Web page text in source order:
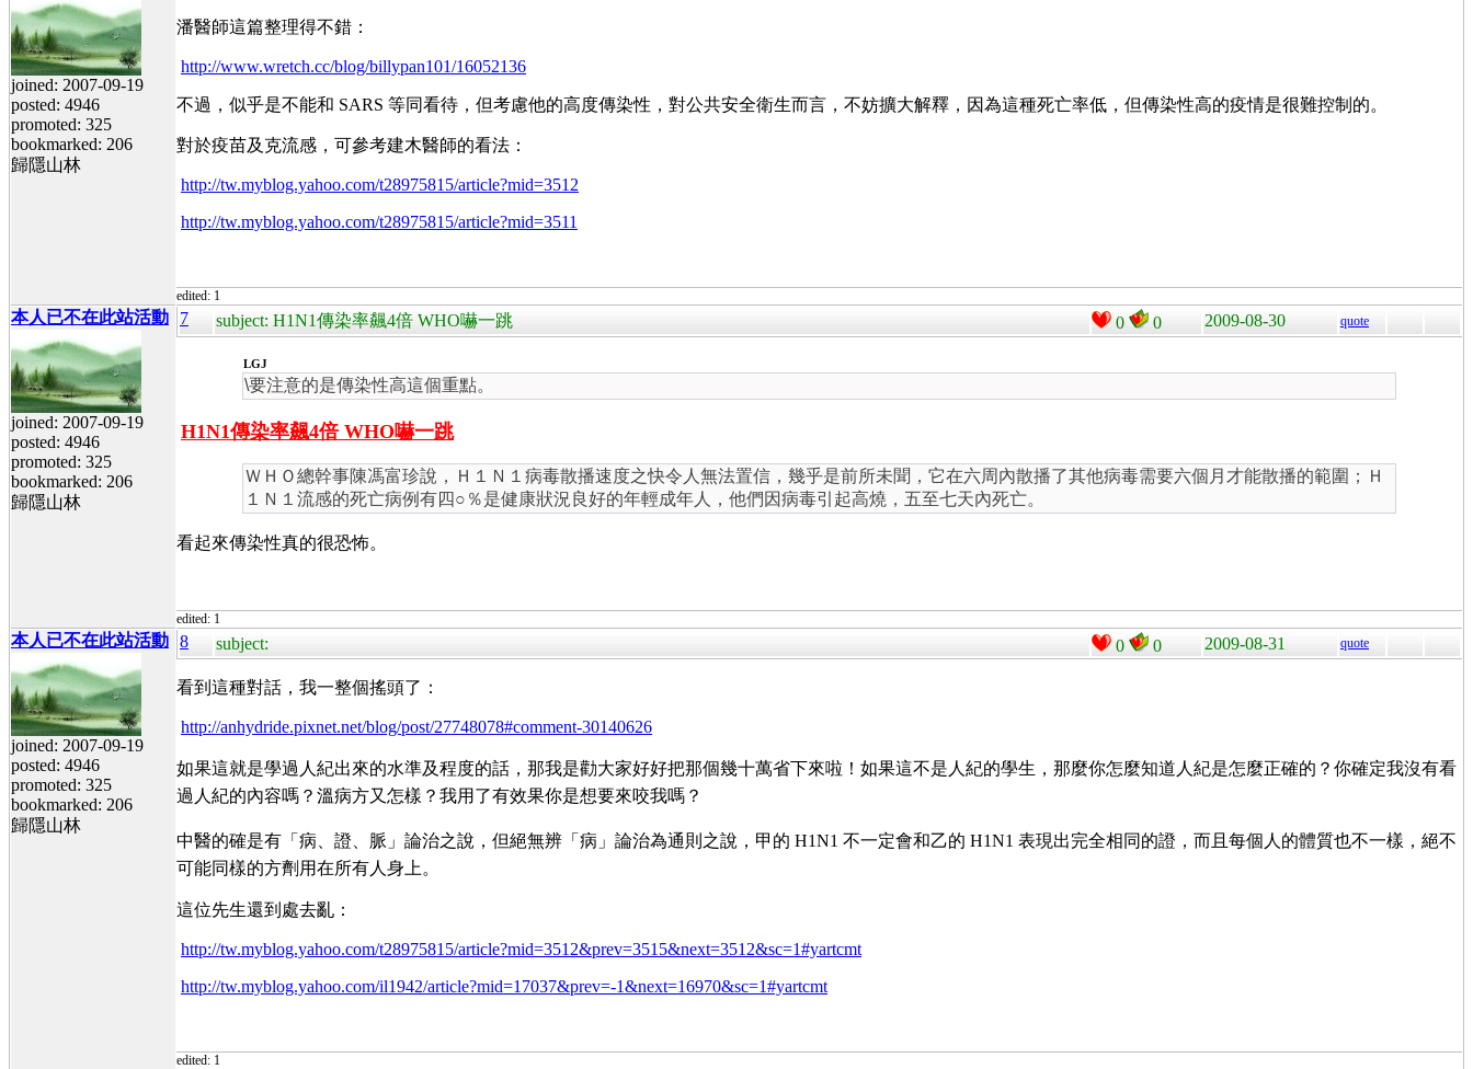
joined: 2007-09-19
posted: 4946
promoted: 325
bookmarked: 206
歸隱山林
潘醫師這篇整理得不錯：
http://www.wretch.cc/blog/billypan101/16052136
不過，似乎是不能和 SARS 等同看待，但考慮他的高度傳染性，對公共安全衛生而言，不妨擴大解釋，因為這種死亡率低，但傳染性高的疫情是很難控制的。
對於疫苗及克流感，可參考建木醫師的看法：
http://tw.myblog.yahoo.com/t28975815/article?mid=3512
http://tw.myblog.yahoo.com/t28975815/article?mid=3511
edited: 1
本人已不在此站活動
joined: 2007-09-19
posted: 4946
promoted: 325
bookmarked: 206
歸隱山林
7 subject: H1N1傳染率飆4倍 WHO嚇一跳 0 0 2009-08-30 quote
LGJ
\要注意的是傳染性高這個重點。
H1N1傳染率飆4倍 WHO嚇一跳
ＷＨＯ總幹事陳馮富珍說，Ｈ１Ｎ１病毒散播速度之快令人無法置信，幾乎是前所未聞，它在六周內散播了其他病毒需要六個月才能散播的範圍；Ｈ
１Ｎ１流感的死亡病例有四○％是健康狀況良好的年輕成年人，他們因病毒引起高燒，五至七天內死亡。
看起來傳染性真的很恐怖。
edited: 1
本人已不在此站活動
joined: 2007-09-19
posted: 4946
promoted: 325
bookmarked: 206
歸隱山林
8 subject: 0 0 2009-08-31 quote
看到這種對話，我一整個搖頭了：
http://anhydride.pixnet.net/blog/post/27748078#comment-30140626
如果這就是學過人紀出來的水準及程度的話，那我是勸大家好好把那個幾十萬省下來啦！如果這不是人紀的學生，那麼你怎麼知道人紀是怎麼正確的？你確定我沒有看
過人紀的內容嗎？溫病方又怎樣？我用了有效果你是想要來咬我嗎？
中醫的確是有「病、證、脈」論治之說，但絕無辨「病」論治為通則之說，甲的 H1N1 不一定會和乙的 H1N1 表現出完全相同的證，而且每個人的體質也不一樣，絕不
可能同樣的方劑用在所有人身上。
這位先生還到處去亂：
http://tw.myblog.yahoo.com/t28975815/article?mid=3512&prev=3515&next=3512&sc=1#yartcmt
http://tw.myblog.yahoo.com/il1942/article?mid=17037&prev=-1&next=16970&sc=1#yartcmt
edited: 1